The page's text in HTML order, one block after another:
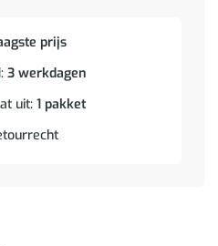
prijs
3 werkdagen
uit: 1 pakket